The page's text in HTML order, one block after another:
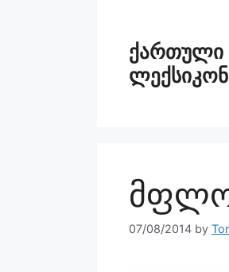
ქართული
07/08/2014 by